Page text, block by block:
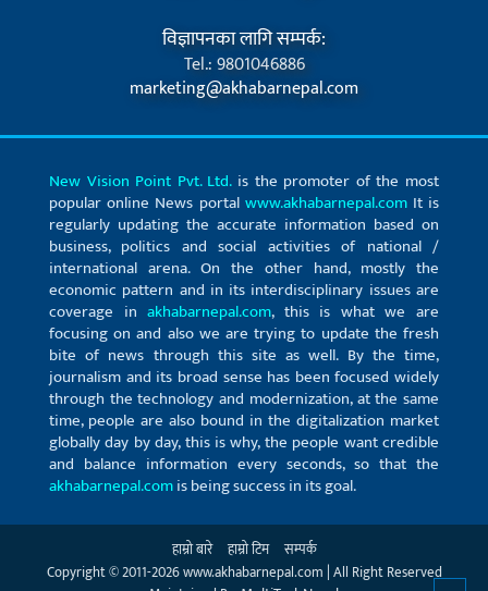
विज्ञापनका लागि सम्पर्क:
Tel.: 9801046886
marketing@akhabarnepal.com
New Vision Point Pvt. Ltd.is the promoter of the most
popular online News portal www.akhabarnepal.comIt is
regularly updating the accurate information based on
business, politics and social activities of national /
international arena. On the other hand, mostly the
economic pattern and in its interdisciplinary issues are
coverage inakhabarnepal.com, this is what we are
focusing on and also we are trying to update the fresh
bite of news through this site as well. By the time,
journalism and its broad sense has been focused widely
through the technology and modernization, at the same
time, people are also bound in the digitalization market
globally day by day, this is why, the people want credible
and balance information every seconds, so that the
akhabarnepal.comis being success in its goal.
हाम्रो बारे हाम्रो टिम
सम्पर्क
Copyright © 2011-2026 www.akhabarnepal.com | All Right Reserved